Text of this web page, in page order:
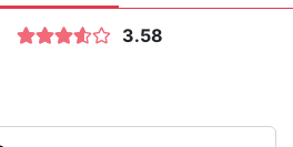
3.58